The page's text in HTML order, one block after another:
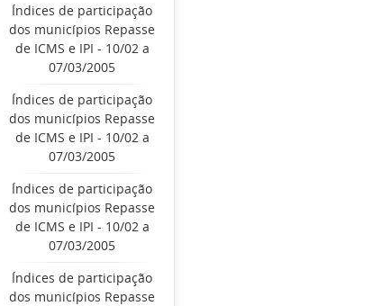
Índices de participação
dos municípios Repasse
de ICMS e IPI - 10/02 a
07/03/2005
Índices de participação
dos municípios Repasse
de ICMS e IPI - 10/02 a
07/03/2005
Índices de participação
dos municípios Repasse
de ICMS e IPI - 10/02 a
07/03/2005
Índices de participação
dos municípios Repasse